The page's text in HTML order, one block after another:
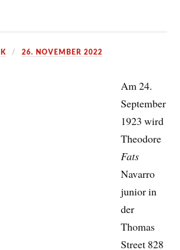
26. NOVEMBER 2022
Am 24.
September
1923 wird
junior in der Thomas Street 828
Die Familie ist mittellos, der
senior arbeitet sporadisch als
der Navarros lassen sich
und chinesische